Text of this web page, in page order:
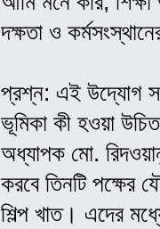
দক্ষতা ও
প্রশ্ন: এই উদ্যোগ
ভূমিকা কী হওয়া
অধ্যাপক মো.
করবে তিনটি পক্ষের
শিল্প খাত। এদের